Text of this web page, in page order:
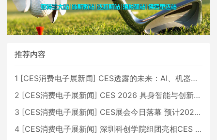
推荐内容
1 [CES消费电子展新闻] CES透露的未来：AI、机器人与智能生活大爆发
2 [CES消费电子展新闻] CES 2026 具身智能与创新领域 中国公司大放异彩
3 [CES消费电子展新闻] CES展会今日落幕 预计2026行业收入将超五千亿美元
4 [CES消费电子展新闻] 深圳科创学院组团亮相CES 广受好评